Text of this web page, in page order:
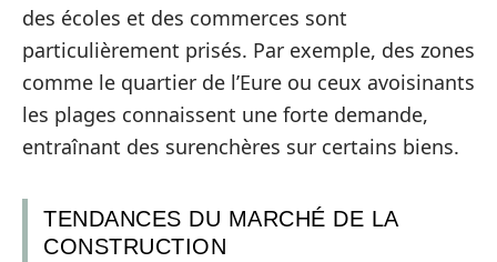
des écoles et des commerces sont
particulièrement prisés. Par exemple, des zones
comme le quartier de l’Eure ou ceux avoisinants
les plages connaissent une forte demande,
entraînant des surenchères sur certains biens.
TENDANCES DU MARCHÉ DE LA
CONSTRUCTION